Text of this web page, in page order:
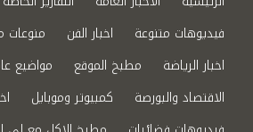
فيديوهات متنوعة
اخبار الفن
منوعات
اخبار الرياضة
مطبخ الموقع
مواضيع
الاقتصاد والبورصة
كمبيوتر وموبايل